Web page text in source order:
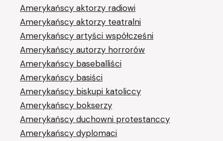
Amerykańscy aktorzy radiowi
Amerykańscy aktorzy teatralni
Amerykańscy artyści współcześni
Amerykańscy autorzy horrorów
Amerykańscy baseballiści
Amerykańscy basiści
Amerykańscy biskupi katoliccy
Amerykańscy bokserzy
Amerykańscy duchowni protestanccy
Amerykańscy dyplomaci